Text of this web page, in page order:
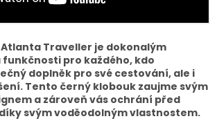
Traveller je dokonalým
pro každého, kdo
doplněk pro své cestování, ale i
Tento černý klobouk zaujme svým
a zároveň vás ochrání před
svým voděodolným vlastnostem.